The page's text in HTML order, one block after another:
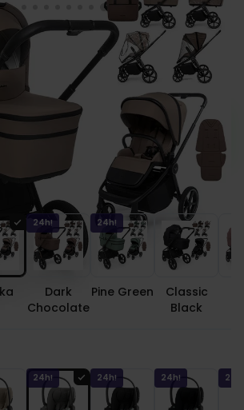
wózek 3w1 + fotelik Cybex
a wyślemy w najbliższy dzień
24h!
Dark
Chocolate
24h!
Pine Green
Classic
Black
24h! 24h! 24h! 24h!